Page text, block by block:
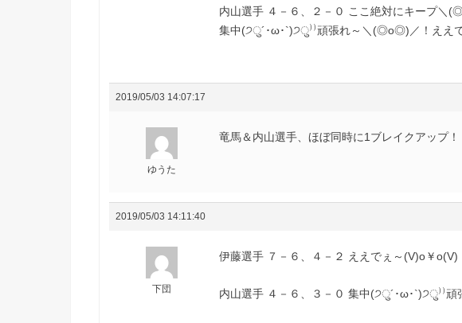
内山選手 ４－６、２－０ ここ絶対にキープ＼
集中(੭ु´･ω･`)੭ु⁾⁾頑張れ～＼(◎o◎)／！ええ
2019/05/03 14:07:17
ゆうた
竜馬＆内山選手、ほぼ同時に1ブレイクアップ！
2019/05/03 14:11:40
下団
伊藤選手 ７－６、４－２ ええでぇ～(V)o￥o(V)
内山選手 ４－６、３－０ 集中(੭ु´･ω･`)੭ु⁾⁾頑